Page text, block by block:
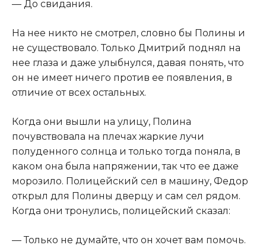
​— До свидания.​
​На нее никто не смотрел, словно бы Полины и
не существовало. Только Дмитрий поднял на
нее глаза и даже улыбнулся, давая понять, что
он не имеет ничего против ее появления, в
отличие от всех остальных.​
​Когда они вышли на улицу, Полина
почувствовала на плечах жаркие лучи
полуденного солнца и только тогда поняла, в
каком она была напряжении, так что ее даже
морозило. Полицейский сел в машину, Федор
открыл для Полины дверцу и сам сел рядом.
Когда они тронулись, полицейский сказал:​
​— Только не думайте, что он хочет вам помочь.